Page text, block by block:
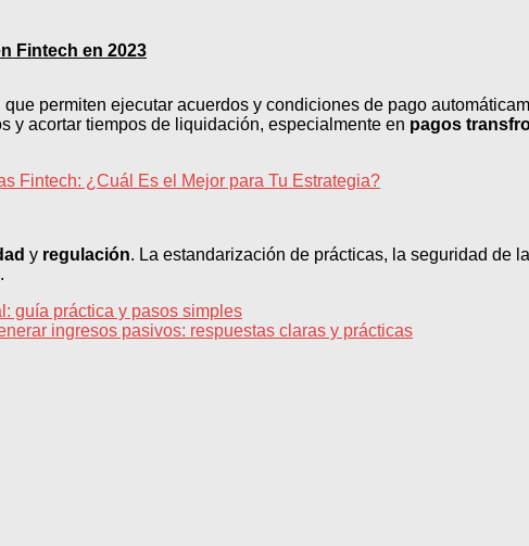
Fintech en 2023
que permiten ejecutar acuerdos y condiciones de pago
y acortar tiempos de liquidación, especialmente en pagos
Fintech: ¿Cuál Es el Mejor para Tu Estrategia?
y regulación. La estandarización de prácticas, la seguridad de
guía práctica y pasos simples
ingresos pasivos: respuestas claras y prácticas